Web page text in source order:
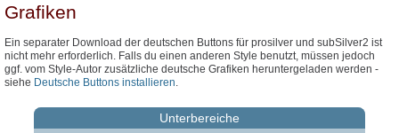
Grafiken
Ein separater Download der deutschen Buttons für prosilver und subSilver2 ist
nicht mehr erforderlich. Falls du einen anderen Style benutzt, müssen jedoch
ggf. vom Style-Autor zusätzliche deutsche Grafiken heruntergeladen werden -
siehe Deutsche Buttons installieren.
Unterbereiche